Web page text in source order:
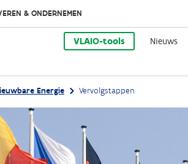
& ONDERNEMEN
VLAIO-tools Nieuws
Energie Vervolgstappen